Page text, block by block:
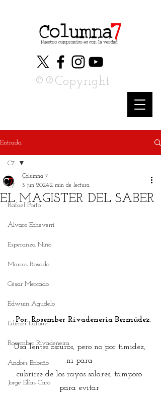
©®Copyright
Entrada
C7
Rafael Porto
Álvaro Echeverri
Esperanza Niño
Marcos Rosado
César Mercado
Edwuin Agudelo
Edimer Latorre
Rosember Rivadeneira
Andrés Briceño
Jorge Elías Caro
C7
EL MAGISTER DEL SABER
Columna 7
3 jun 20242 min de lectura
Por: Rosember Rivadeneria Bermúdez.
Usa lentes oscuros, pero no por timidez,
ni para
cubrirse de los rayos solares, tampoco
para evitar